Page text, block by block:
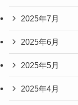
2025年7月
2025年6月
2025年5月
2025年4月